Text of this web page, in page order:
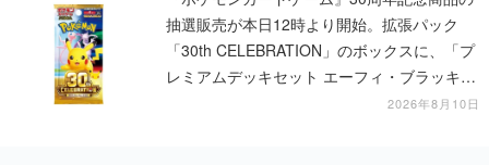
抽選販売が本日12時より開始。拡張パック
「30th CELEBRATION」のボックスに、「プ
レミアムデッキセット エーフィ・ブラッキ
ー」「FUTURISTIC BOX」の計3商品2026年8月10日